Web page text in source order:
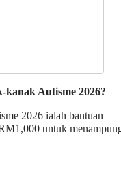
Autisme 2026?
2026 ialah bantuan
untuk